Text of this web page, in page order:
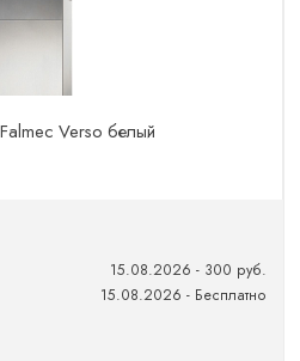
Verso белый
15.08.2026 - 300 руб.
15.08.2026 - Бесплатно